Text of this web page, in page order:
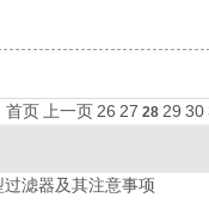
首页 上一页 26 27 28 29 30
过滤器及其注意事项